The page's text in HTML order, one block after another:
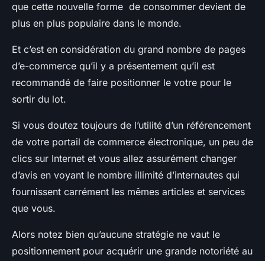
que cette nouvelle forme de consommer devient de
plus en plus populaire dans le monde.
Et c’est en considération du grand nombre de pages
d’e-commerce qu’il y a présentement qu’il est
recommandé de faire positionner le votre pour le
sortir du lot.
Si vous doutez toujours de l’utilité d’un référencement
de votre portail de commerce électronique, un peu de
clics sur Internet et vous allez assurément changer
d’avis en voyant le nombre illimité d’internautes qui
fournissent carrément les mêmes articles et services
que vous.
Alors notez bien qu’aucune stratégie ne vaut le
positionnement pour acquérir une grande notoriété au